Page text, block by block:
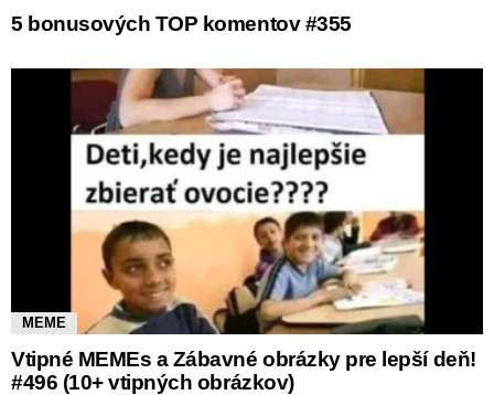
5 bonusových TOP komentov #355
MEME
Vtipné MEMEs a Zábavné obrázky pre lepší deň!
#496 (10+ vtipných obrázkov)